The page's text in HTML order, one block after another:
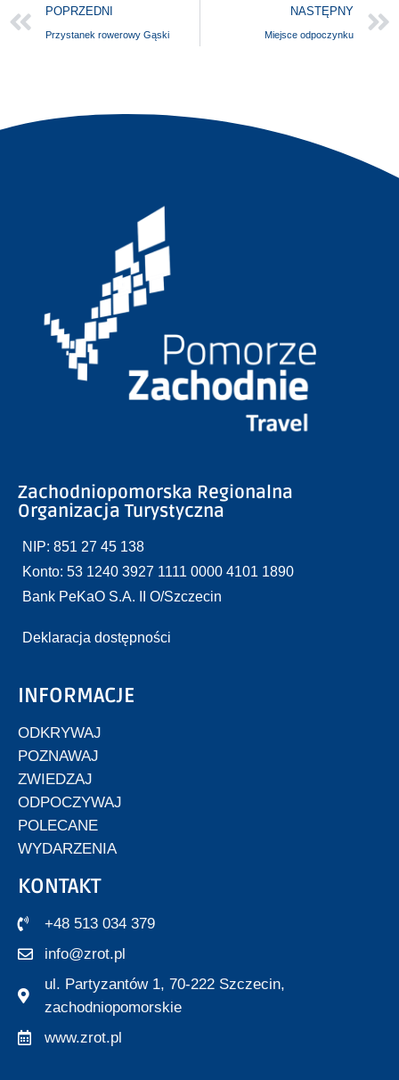
POPRZEDNI
Przystanek rowerowy Gąski
NASTĘPNY
Miejsce odpoczynku
Zachodniopomorska Regionalna
Organizacja Turystyczna
NIP: 851 27 45 138
Konto: 53 1240 3927 1111 0000 4101 1890
Bank PeKaO S.A. II O/Szczecin
Deklaracja dostępności
INFORMACJE
ODKRYWAJ
POZNAWAJ
ZWIEDZAJ
ODPOCZYWAJ
POLECANE
WYDARZENIA
KONTAKT
+48 513 034 379
info@zrot.pl
ul. Partyzantów 1, 70-222 Szczecin,
zachodniopomorskie
www.zrot.pl